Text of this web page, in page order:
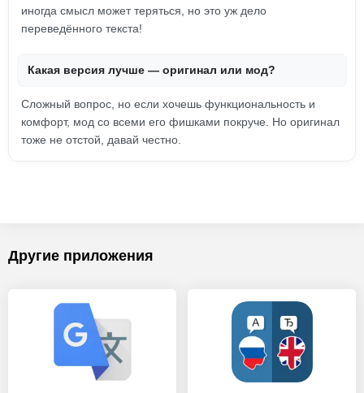
иногда смысл может теряться, но это уж дело
переведённого текста!
Какая версия лучше — оригинал или мод?
Сложный вопрос, но если хочешь функциональность и
комфорт, мод со всеми его фишками покруче. Но оригинал
тоже не отстой, давай честно.
Другие приложения